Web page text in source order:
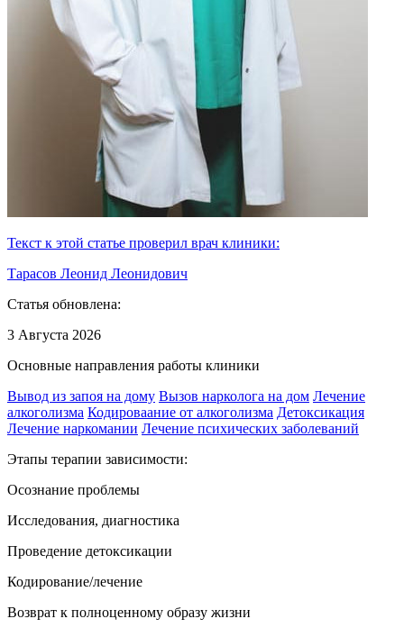
Текст к этой статье проверил врач клиники:
Тарасов Леонид Леонидович
Статья обновлена:
3 Августа 2026
Основные направления работы клиники
Вывод из запоя на дому Вызов нарколога на дом Лечение
алкоголизма Кодироваание от алкоголизма Детоксикация
Лечение наркомании Лечение психических заболеваний
Этапы терапии зависимости:
Осознание проблемы
Исследования, диагностика
Проведение детоксикации
Кодирование/лечение
Возврат к полноценному образу жизни